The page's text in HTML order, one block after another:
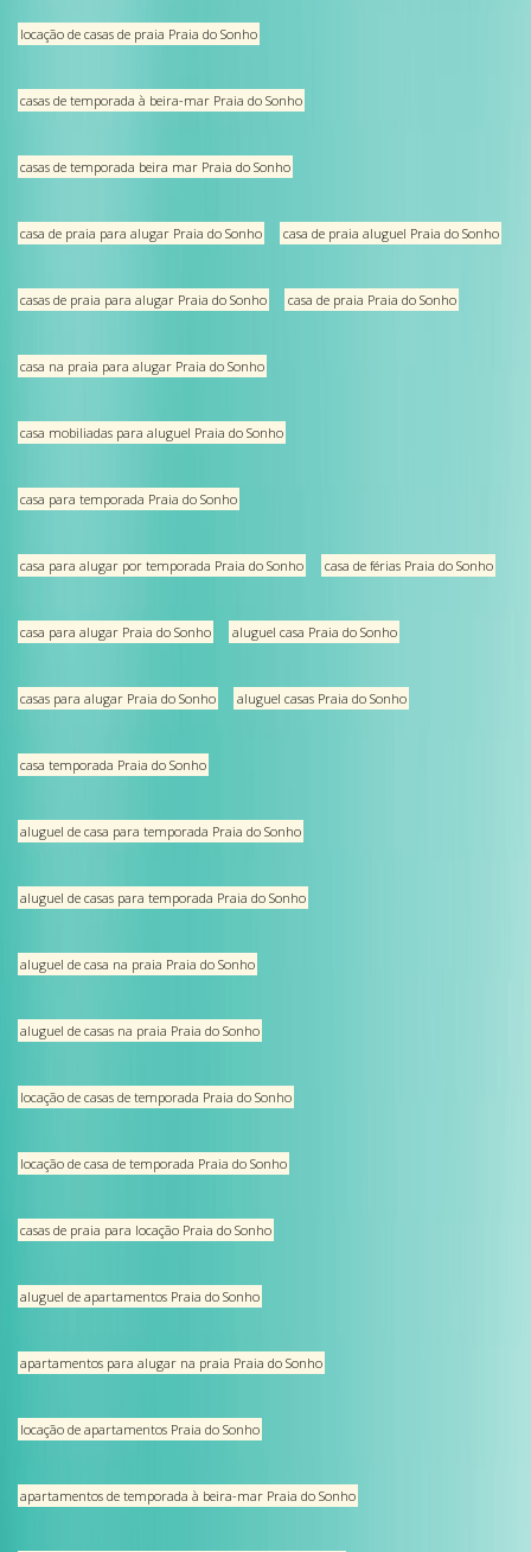
locação de casas de praia Praia do Sonho
casas de temporada à beira-mar Praia do Sonho
casas de temporada beira mar Praia do Sonho
casa de praia para alugar Praia do Sonho casa de praia aluguel Praia do Sonho
casas de praia para alugar Praia do Sonho casa de praia Praia do Sonho
casa na praia para alugar Praia do Sonho
casa mobiliadas para aluguel Praia do Sonho
casa para temporada Praia do Sonho
casa para alugar por temporada Praia do Sonho casa de férias Praia do Sonho
casa para alugar Praia do Sonho aluguel casa Praia do Sonho
casas para alugar Praia do Sonho aluguel casas Praia do Sonho
casa temporada Praia do Sonho
aluguel de casa para temporada Praia do Sonho
aluguel de casas para temporada Praia do Sonho
aluguel de casa na praia Praia do Sonho
aluguel de casas na praia Praia do Sonho
locação de casas de temporada Praia do Sonho
locação de casa de temporada Praia do Sonho
casas de praia para locação Praia do Sonho
aluguel de apartamentos Praia do Sonho
apartamentos para alugar na praia Praia do Sonho
locação de apartamentos Praia do Sonho
apartamentos de temporada à beira-mar Praia do Sonho